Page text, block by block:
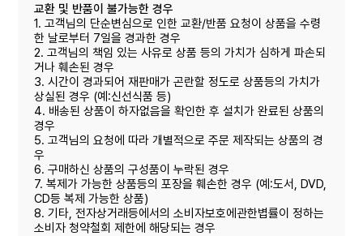
교환 및 반품이 불가능한 경우
1. 고객님의 단순변심으로 인한 교환/반품 요청이 상품을 수령
한 날로부터 7일을 경과한 경우
2. 고객님의 책임 있는 사유로 상품 등의 가치가 심하게 파손되
거나 훼손된 경우
3. 시간이 경과되어 재판매가 곤란할 정도로 상품등의 가치가
상실된 경우 (예:신선식품 등)
4. 배송된 상품이 하자없음을 확인한 후 설치가 완료된 상품의
경우
5. 고객님의 요청에 따라 개별적으로 주문 제작되는 상품의 경
우
6. 구매하신 상품의 구성품이 누락된 경우
7. 복제가 가능한 상품등의 포장을 훼손한 경우 (예:도서, DVD,
CD등 복제 가능한 상품)
8. 기타, 전자상거래등에서의 소비자보호에관한볍률이 정하는
소비자 청약철회 제한에 해당되는 경우